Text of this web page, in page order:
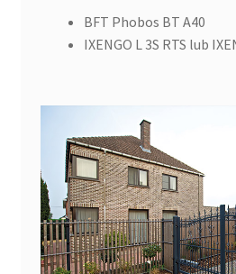
BFT Phobos BT A40
IXENGO L 3S RTS lub